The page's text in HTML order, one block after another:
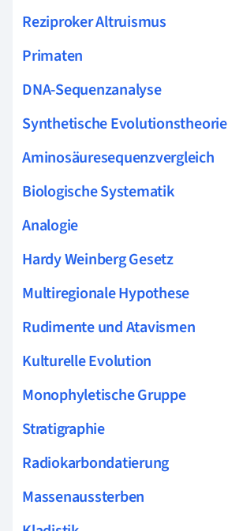
Reziproker Altruismus
Primaten
DNA-Sequenzanalyse
Synthetische Evolutionstheorie
Aminosäuresequenzvergleich
Biologische Systematik
Analogie
Hardy Weinberg Gesetz
Multiregionale Hypothese
Rudimente und Atavismen
Kulturelle Evolution
Monophyletische Gruppe
Stratigraphie
Radiokarbondatierung
Massenaussterben